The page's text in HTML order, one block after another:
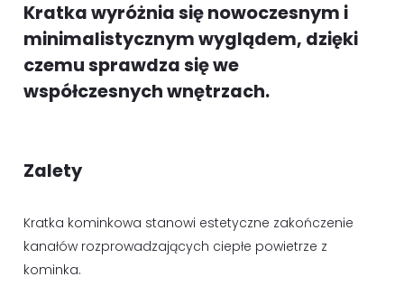
Kratka wyróżnia się nowoczesnym i
minimalistycznym wyglądem, dzięki
czemu sprawdza się we
współczesnych wnętrzach.
Zalety
Kratka kominkowa stanowi estetyczne zakończenie
kanałów rozprowadzających ciepłe powietrze z
kominka.